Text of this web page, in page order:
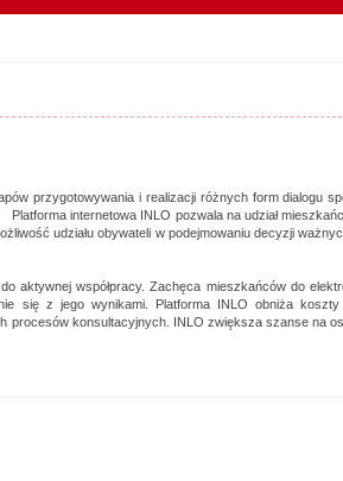
przygotowywania i realizacji różnych form dialogu
internetowa INLO pozwala na udział
udziału obywateli w podejmowaniu decyzji
współpracy. Zachęca mieszkańców do
się z jego wynikami. Platforma INLO obniża
procesów konsultacyjnych. INLO zwiększa szanse na